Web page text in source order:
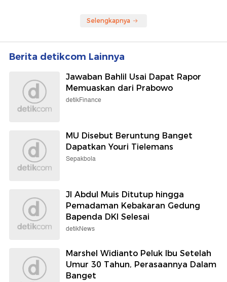
Selengkapnya
Berita detikcom Lainnya
Jawaban Bahlil Usai Dapat Rapor
Memuaskan dari Prabowo
detikFinance
MU Disebut Beruntung Banget
Dapatkan Youri Tielemans
Sepakbola
Jl Abdul Muis Ditutup hingga
Pemadaman Kebakaran Gedung
Bapenda DKI Selesai
detikNews
Marshel Widianto Peluk Ibu Setelah
Umur 30 Tahun, Perasaannya Dalam
Banget